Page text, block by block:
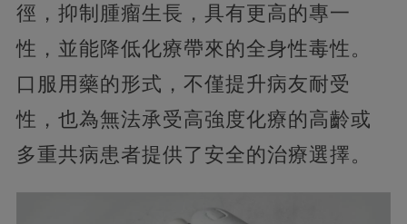
徑，抑制腫瘤生長，具有更高的專一
性，並能降低化療帶來的全身性毒性。
口服用藥的形式，不僅提升病友耐受
性，也為無法承受高強度化療的高齡或
多重共病患者提供了安全的治療選擇。